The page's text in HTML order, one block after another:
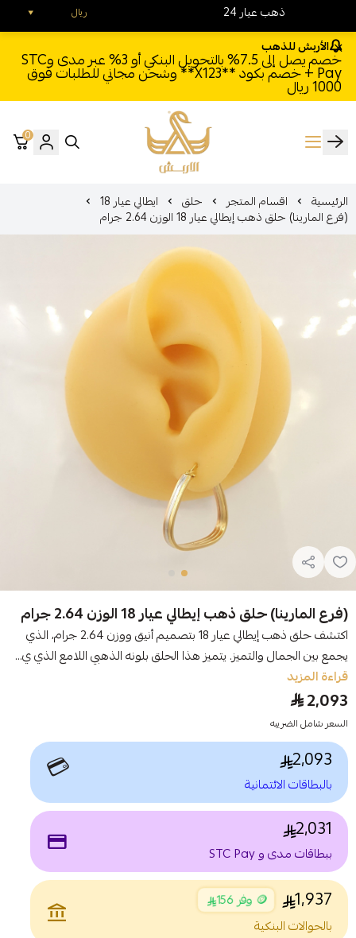
الأربش للذهب
خصم يصل إلى 7.5% بالتحويل البنكي أو 3% عبر مدى وSTC
Pay + خصم بكود **X123** وشحن مجاني للطلبات فوق
1000 ريال
الأربش للذهب
0
الرئيسية اقسام المتجر حلق ايطالي عيار 18
(فرع المارينا) حلق ذهب إيطالي عيار 18 الوزن 2.64 جرام
(فرع المارينا) حلق ذهب إيطالي عيار 18 الوزن 2.64 جرام
اكتشف حلق ذهب إيطالي عيار 18 بتصميم أنيق ووزن 2.64 جرام، الذي
يجمع بين الجمال والتميز. يتميز هذا الحلق بلونه الذهبي اللامع الذي ي...
قراءة المزيد
2,093
السعر شامل الضريبه
2,093
بالبطاقات الائتمانية 💳
2,031
ببطاقات مدى و STC Pay payment
1,937 🪙 وفر 156
بالحوالات البنكية
account_balance
24 ذهب عيار ريال